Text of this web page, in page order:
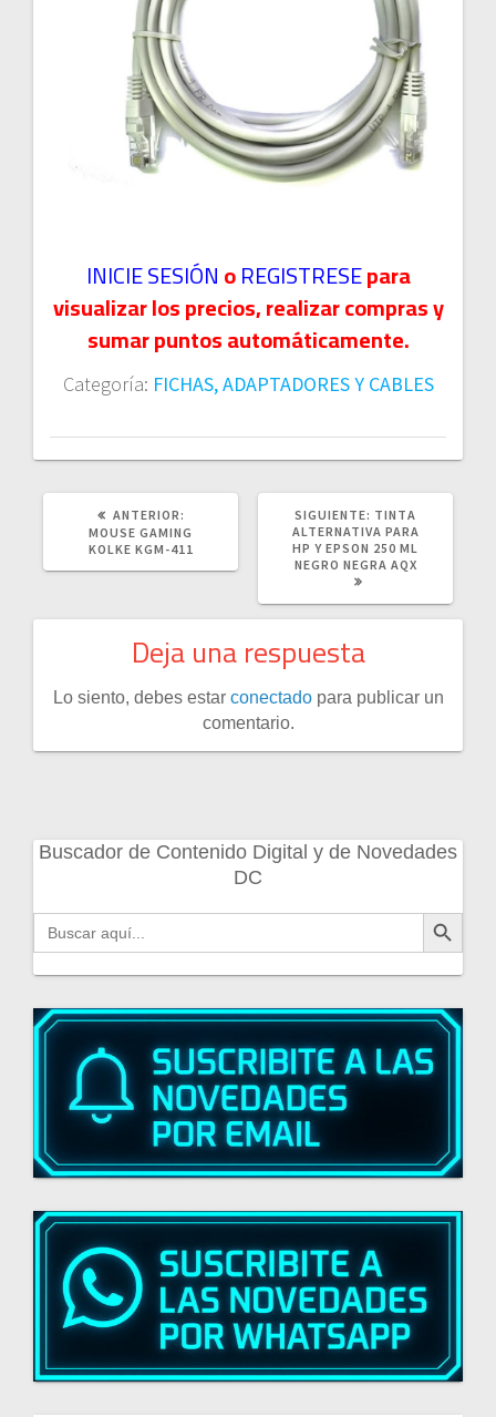
INICIE SESIÓNoREGISTRESEpara
visualizar los precios, realizar compras y
sumar puntos automáticamente.
Categoría: FICHAS, ADAPTADORES Y CABLES
ANTERIOR:
ANTERIOR:
MOUSE GAMING
KOLKE KGM-411
SIGUIENTE: SIGUIENTE
POST:
TINTA
ALTERNATIVA PARA
HP Y EPSON 250 ML
NEGRO NEGRA AQX
Deja una respuesta
Lo siento, debes estar conectadopara publicar un
comentario.
Buscador de Contenido Digital y de Novedades
DC
Buscar: Botón de búsqueda